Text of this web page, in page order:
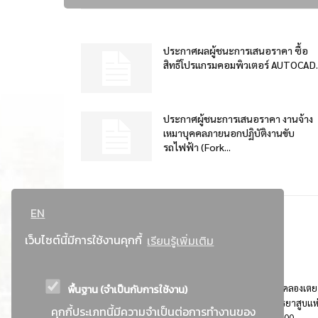
EN
เว็บไซต์นี้มีการใช้งานคุกกี้ เรียนรู้เพิ่มเติม
พื้นฐาน (จำเป็นกับการใช้งาน)
คุกกี้ประเภทนี้มีความจำเป็นต่อการทำงานของ
ประกาศผลผู้ชนะการเสนอราคา ซื้อ
สิทธิโปรแกรมคอมพิวเตอร์
ประกาศผู้ชนะการเสนอราคา งานจ้าง
เหมาบุคคลภายนอกปฏิบัติงานขับ
รถไฟฟ้า (Fork...
ที่อยู่ : 184 ถนนพระรามที่ 4 แขวงคลองเตย เขตคลองเตย
กรุงเทพมหานคร 10110 ติดต่อประชาสัมพันธ์ การยาสูบแ